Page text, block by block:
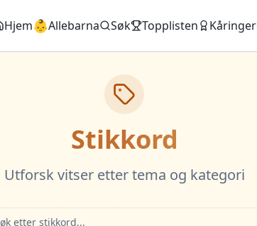
Hjem👶Allebarna Søk Topplisten Kåringer
Stikkord
Utforsk vitser etter tema og kategori